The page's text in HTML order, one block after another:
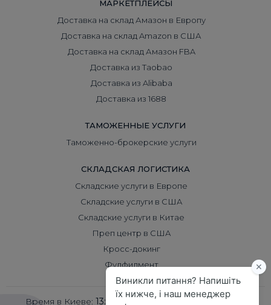
МАРКЕТПЛЕЙСЫ
Доставка на склад Амазон в Европу
Доставка на склад Amazon в США
Доставка на склад Амазон FBA
Доставка из Taobao
Доставка из Alibaba
Доставка из 1688
ТАМОЖЕННЫЕ УСЛУГИ
Таможенно-брокерские услуги
СКЛАДСКАЯ ЛОГИСТИКА
Складские услуги в Европе
Складские услуги в США
Складские услуги в Китае
Преп центр в США
Кросс-докинг
Фулфилмент
Время в Киеве: 13:28 Время в Пекине: